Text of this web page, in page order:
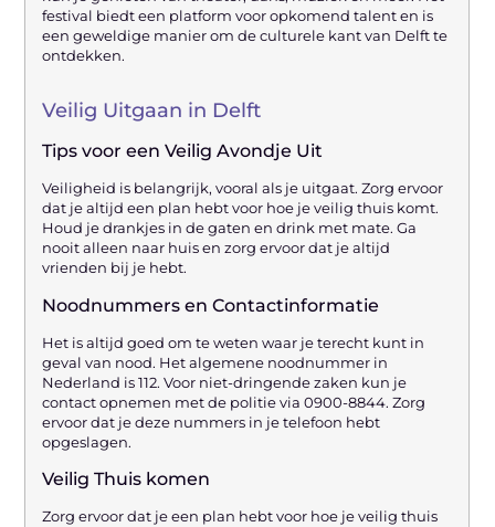
festival biedt een platform voor opkomend talent en is
een geweldige manier om de culturele kant van Delft te
ontdekken.
Veilig Uitgaan in Delft
Tips voor een Veilig Avondje Uit
Veiligheid is belangrijk, vooral als je uitgaat. Zorg ervoor
dat je altijd een plan hebt voor hoe je veilig thuis komt.
Houd je drankjes in de gaten en drink met mate. Ga
nooit alleen naar huis en zorg ervoor dat je altijd
vrienden bij je hebt.
Noodnummers en Contactinformatie
Het is altijd goed om te weten waar je terecht kunt in
geval van nood. Het algemene noodnummer in
Nederland is 112. Voor niet-dringende zaken kun je
contact opnemen met de politie via 0900-8844. Zorg
ervoor dat je deze nummers in je telefoon hebt
opgeslagen.
Veilig Thuis komen
Zorg ervoor dat je een plan hebt voor hoe je veilig thuis